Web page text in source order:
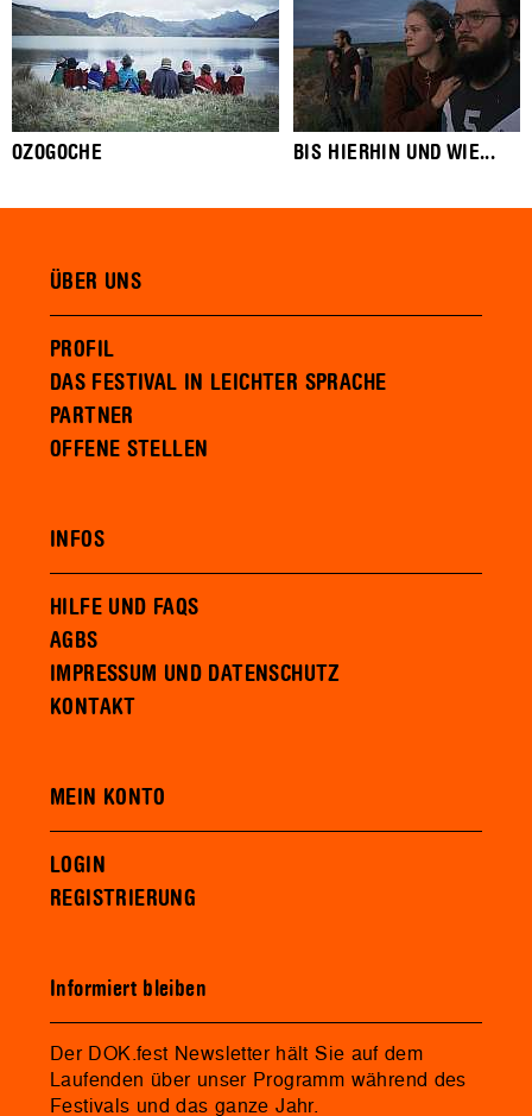
OZOGOCHE BIS HIERHIN UND WIE...
ÜBER UNS
PROFIL
DAS FESTIVAL IN LEICHTER SPRACHE
PARTNER
OFFENE STELLEN
INFOS
HILFE UND FAQS
AGBS
IMPRESSUM UND DATENSCHUTZ
KONTAKT
MEIN KONTO
LOGIN
REGISTRIERUNG
Informiert bleiben
Der DOK.fest Newsletter hält Sie auf dem
Laufenden über unser Programm während des
Festivals und das ganze Jahr.